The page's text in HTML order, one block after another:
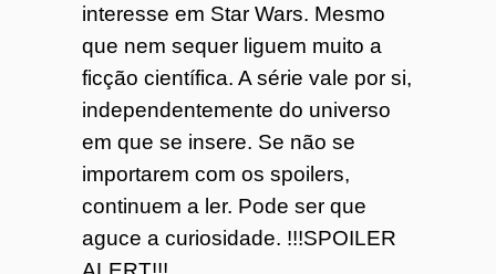
interesse em Star Wars. Mesmo
que nem sequer liguem muito a
ficção científica. A série vale por si,
independentemente do universo
em que se insere. Se não se
importarem com os spoilers,
continuem a ler. Pode ser que
aguce a curiosidade. !!!SPOILER